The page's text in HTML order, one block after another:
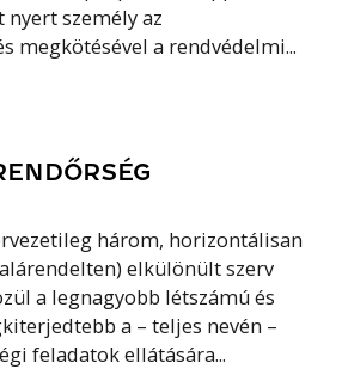
személy az
megkötésével a rendvédelmi...
három, horizontálisan
elkülönült szerv
a legnagyobb létszámú és
a – teljes nevén –
feladatok ellátására...